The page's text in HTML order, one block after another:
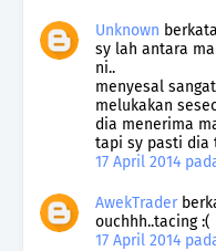
Unknown
sy lah antara
ni..
menyesal
melukakan
dia menerima
tapi sy pasti dia
17 April 2014
AwekTrader
ouchhh..tacing :(
17 April 2014